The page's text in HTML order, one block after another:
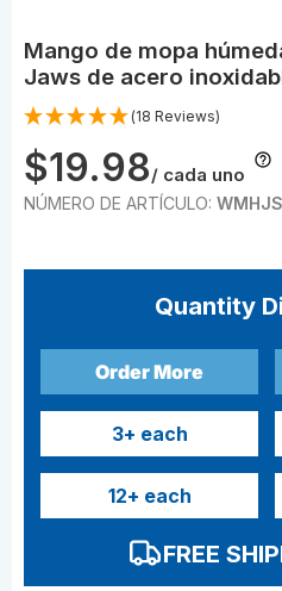
Mango de mopa
Jaws de acero
(18 Reviews)
$19.98/ cada uno
NÚMERO DE ARTÍCULO:
Quantity
Order More
3+ each
12+ each
FREE